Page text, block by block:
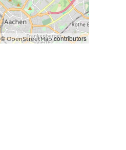
©OpenStreetMapcontributors